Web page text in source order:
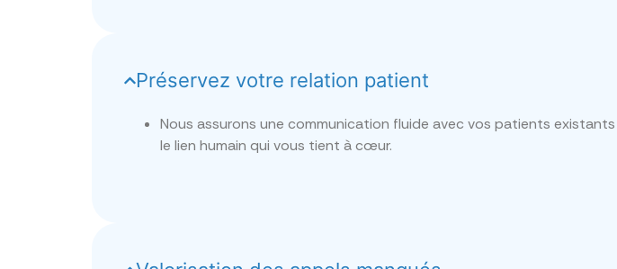
Préservez votre relation patient
Nous assurons une communication fluide avec vos patients
le lien humain qui vous tient à cœur.